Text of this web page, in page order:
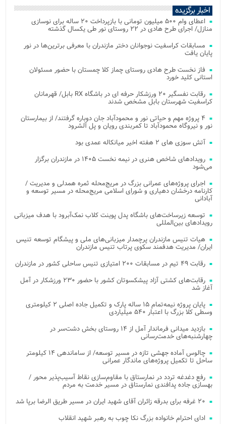
اخبار برگزیده
اعطای وام ۵۰۰ میلیون تومانی با بازپرداخت ۲۰ ساله برای نوسازی
منازل/ اجرای طرح هادی در ۲۲ روستای نور طی یکسال گذشته
مسابقات کراسفیت نوجوانان دختر مازندران با معرفی برترین‌ها در نور
پایان یافت
فاز نخست طرح هادی روستای چماز کلا چمستان با حضور مسئولان
استانی کلید خورد
رقابت نفسگیر ۲۰ ورزشکار حرفه ای در باشگاه RX بابل/ قهرمانان
کراسفیت شهرستان بابل مشخص شدند
۴ پروژه مهم و حیاتی نور و محمودآباد جان دوباره گرفتند/ از بیمارستان
نور و نیروگاه محمودآباد تا کمربندی رویان و پل آلشرود
آتش‌ سوزی‌ های ۲ هفته اخیر میانکاله عمدی بود
رویدادهای شاخص هنری در نیمه نخست ۱۴۰۵ در مازندران برگزار
می‌شود
اجرای پروژه‌های عمرانی بزرگ در مریج‌محله ثمره همدلی و مدیریت /
کارنامه درخشان دهیاری و شورای اسلامی مریج‌محله در مسیر توسعه و
آبادانی
توسعه زیرساخت‌های باشگاه پدل پوینت کلاب نمک‌آبرود با هدف میزبانی
رویدادهای بین‌المللی
هیات تنیس مازندران پرچمدار میزبانی‌های ملی و پیشگام توسعه تنیس
ایران/ مدیریت هدفمند سکوی پرتاب تنیس مازندران
رقابت ۴۹ تیم در مسابقات ۲۰۰ امتیازی تنیس ساحلی کشور در مازندران
رقابت‌های کشتی آزاد پیشکسوتان کشور با حضور ۲۳۰ ورزشکار در آمل
آغاز شد
پایان پروژه نیمه‌تمام ۱۵ ساله پارک و تکمیل جاده اصلی ۲ کیلومتری
وسطی کلا بزرگ با اعتبار ۵۴۰ میلیاردی
بازدید میدانی فرماندار آمل از ۱۴ روستای بخش دشت‌سر در
چهارشنبه‌های خدمت‌رسانی
چالوس آماده جهشی تازه در مسیر توسعه/ از ساماندهی ۱۴ کیلومتر
ساحل تا تکمیل پروژه‌های ماندگار عمرانی
رفع دغدغه تردد در نمارستاق با مقاوم‌سازی نقاط آسیب‌پذیر محور /
بهسازی جاده پدافندی نمارستاق در مسیر خدمت به مردم
۲۰ غرفه برای بدرقه زائران آقای شهید ایران در مسیر طریق الرضا برپا شد
ادای احترام خانواده بزرگ نکا چوب به رهبر شهید انقلاب